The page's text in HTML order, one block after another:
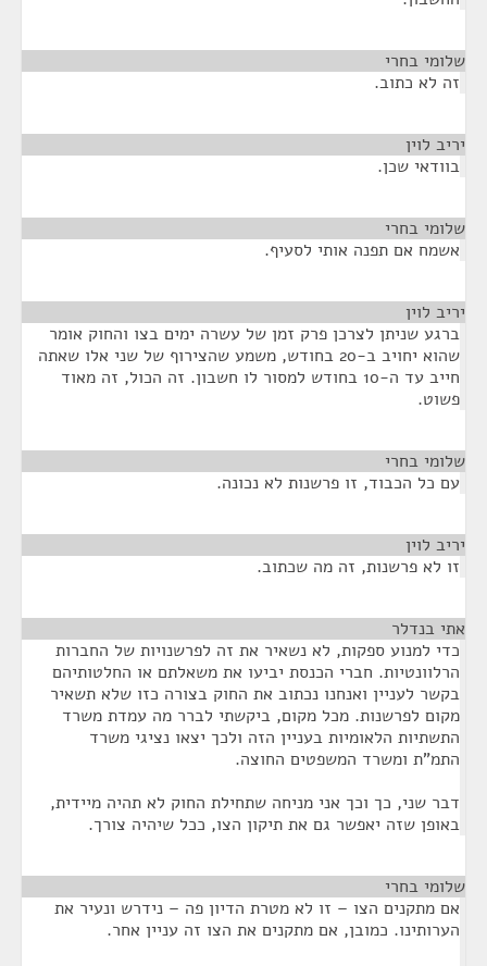
שלומי בחרי
זה לא כתוב.
יריב לוין
בוודאי שכן.
שלומי בחרי
אשמח אם תפנה אותי לסעיף.
יריב לוין
ברגע שניתן לצרכן פרק זמן של עשרה ימים בצו והחוק אומר
שהוא יחויב ב-20 בחודש, משמע שהצירוף של שני אלו שאתה
חייב עד ה-10 בחודש למסור לו חשבון. זה הכול, זה מאוד
פשוט.
שלומי בחרי
עם כל הכבוד, זו פרשנות לא נכונה.
יריב לוין
זו לא פרשנות, זה מה שכתוב.
אתי בנדלר
כדי למנוע ספקות, לא נשאיר את זה לפרשנויות של החברות
הרלוונטיות. חברי הכנסת יביעו את משאלתם או החלטותיהם
בקשר לעניין ואנחנו נכתוב את החוק בצורה כזו שלא תשאיר
מקום לפרשנות. מכל מקום, ביקשתי לברר מה עמדת משרד
התשתיות הלאומיות בעניין הזה ולכך יצאו נציגי משרד
התמ"ת ומשרד המשפטים החוצה.
דבר שני, כך וכך אני מניחה שתחילת החוק לא תהיה מיידית,
באופן שזה יאפשר גם את תיקון הצו, ככל שיהיה צורך.
שלומי בחרי
אם מתקנים הצו – זו לא מטרת הדיון פה – נידרש ונעיר את
הערותינו. כמובן, אם מתקנים את הצו זה עניין אחר.